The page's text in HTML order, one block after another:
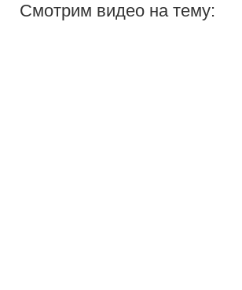
Смотрим видео на тему: